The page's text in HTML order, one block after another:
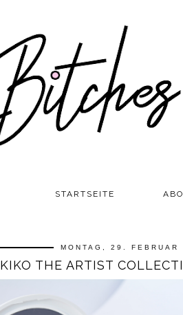
STARTSEITE
MONTAG, 29. FEBRUAR
KIKO THE ARTIST